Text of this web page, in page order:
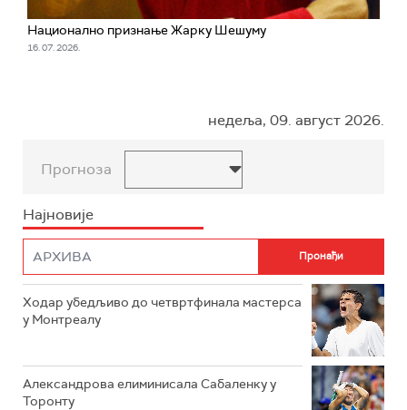
Национално признање Жарку Шешуму
16. 07. 2026.
недеља, 09. август 2026.
Прогноза
Најновије
Ходар убедљиво до четвртфинала мастерса
у Монтреалу
Александрова елиминисала Сабаленку у
Торонту